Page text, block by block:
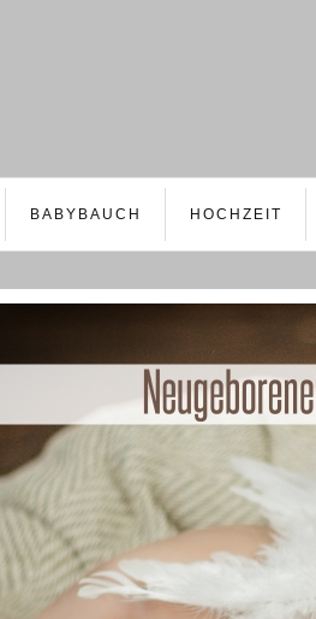
BABYBAUCH HOCHZEIT